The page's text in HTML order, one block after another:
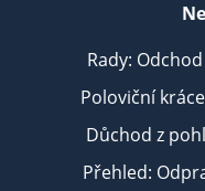
Rady:
Poloviční
Důchod z
Přehled: